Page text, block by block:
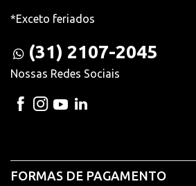
*Exceto feriados
(31) 2107-2045
Nossas Redes Sociais
FORMAS DE PAGAMENTO